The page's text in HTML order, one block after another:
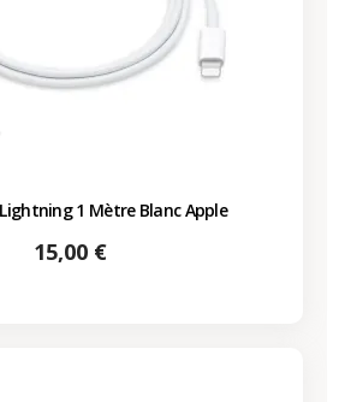
Lightning 1 Mètre Blanc Apple
Prix
15,00 €